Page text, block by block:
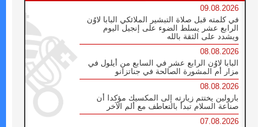
09.08.2026
في كلمته قبل صلاة التبشير الملائكي البابا لاوُن
الرابع عشر يسلط الضوء على إنجيل اليوم
ويشدد على الثقة بالله
08.08.2026
البابا لاوُن الرابع عشر في السابع من أيلول في
مزار أم المشورة الصالحة في جناتزانو
08.08.2026
بارولين يختتم زيارته إلى المكسيك مؤكدا أن
صناعة السلام تبدأ بالتعاطف مع ألم الآخر
07.08.2026